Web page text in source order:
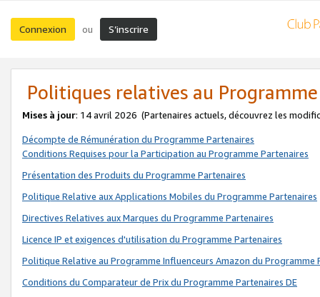
Connexion ou S’inscrire
Politiques relatives au
Mises à jour: 14 avril 2026 (Partenaires actuels, découvrez les
Décompte de Rémunération du Programme Partenaires
Conditions Requises pour la Participation au Programme Partenaires
Présentation des Produits du Programme Partenaires
Politique Relative aux Applications Mobiles du Programme Partenaires
Directives Relatives aux Marques du Programme Partenaires
Licence IP et exigences d'utilisation du Programme Partenaires
Politique Relative au Programme Influenceurs Amazon du Programme
Conditions du Comparateur de Prix du Programme Partenaires DE